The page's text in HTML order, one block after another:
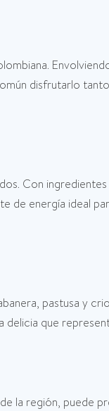
disfrutarlo
Con
energía ideal
pastusa y
que
la región, puede